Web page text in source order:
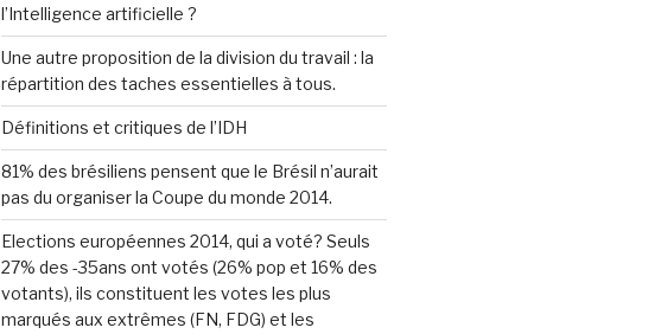
l’Intelligence artificielle ?
Une autre proposition de la division du travail : la
répartition des taches essentielles à tous.
Définitions et critiques de l’IDH
81% des brésiliens pensent que le Brésil n’aurait
pas du organiser la Coupe du monde 2014.
Elections européennes 2014, qui a voté? Seuls
27% des -35ans ont votés (26% pop et 16% des
votants), ils constituent les votes les plus
marqués aux extrêmes (FN, FDG) et les